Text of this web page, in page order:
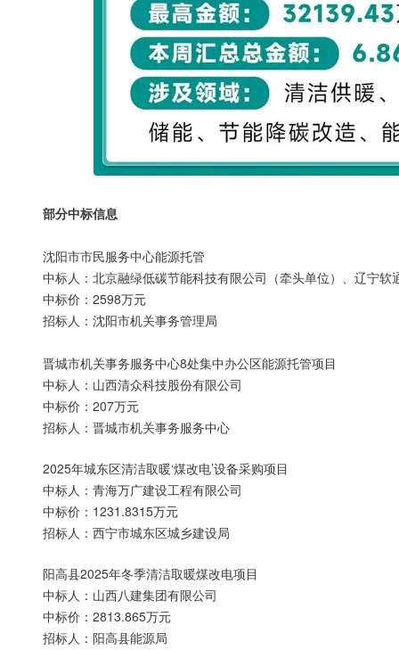
部分中标信息
沈阳市市民服务中心能源托管
中标人：北京融绿低碳节能科技有限公司（牵头单位）、辽宁
中标价：2598万元
招标人：沈阳市机关事务管理局
晋城市机关事务服务中心8处集中办公区能源托管项目
中标人：山西清众科技股份有限公司
中标价：207万元
招标人：晋城市机关事务服务中心
2025年城东区清洁取暖‘煤改电’设备采购项目
中标人：青海万广建设工程有限公司
中标价：1231.8315万元
招标人：西宁市城东区城乡建设局
阳高县2025年冬季清洁取暖煤改电项目
中标人：山西八建集团有限公司
中标价：2813.865万元
招标人：阳高县能源局